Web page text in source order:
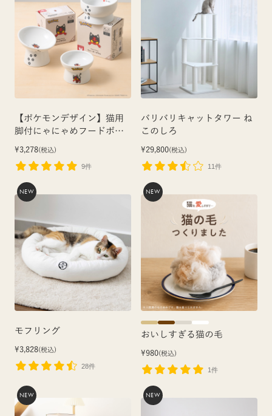
【ポケモンデザイン】猫用
脚付にゃにゃめフードボウ
¥3,278(税込)
9件
バリバリキャットタワー ね
このしろ
¥29,800(税込)
11件
NEW
モフリング
¥3,828(税込)
28件
NEW
おいしすぎる猫の毛
¥980(税込)
1件
NEW NEW